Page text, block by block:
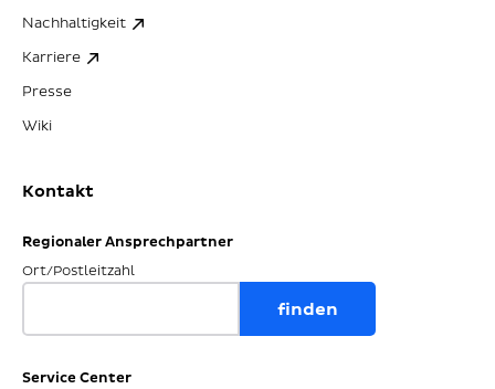
Nachhaltigkeit
Karriere
Presse
Wiki
Kontakt
Regionaler Ansprechpartner
Ort/Postleitzahl
Service Center